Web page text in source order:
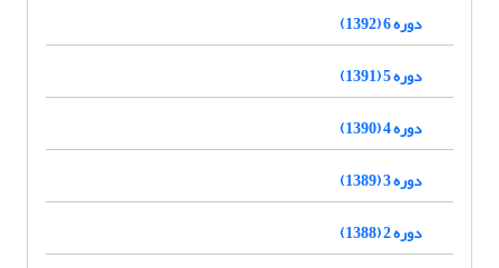
دوره 6 (1392)
دوره 5 (1391)
دوره 4 (1390)
دوره 3 (1389)
دوره 2 (1388)